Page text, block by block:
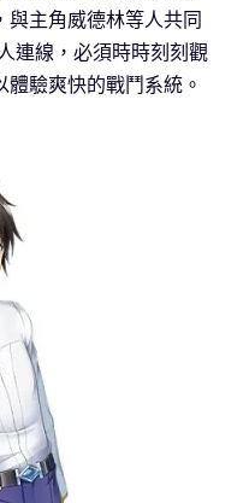
與主角威德林等人共同
連線，必須時時刻刻觀
驗爽快的戰鬥系統。